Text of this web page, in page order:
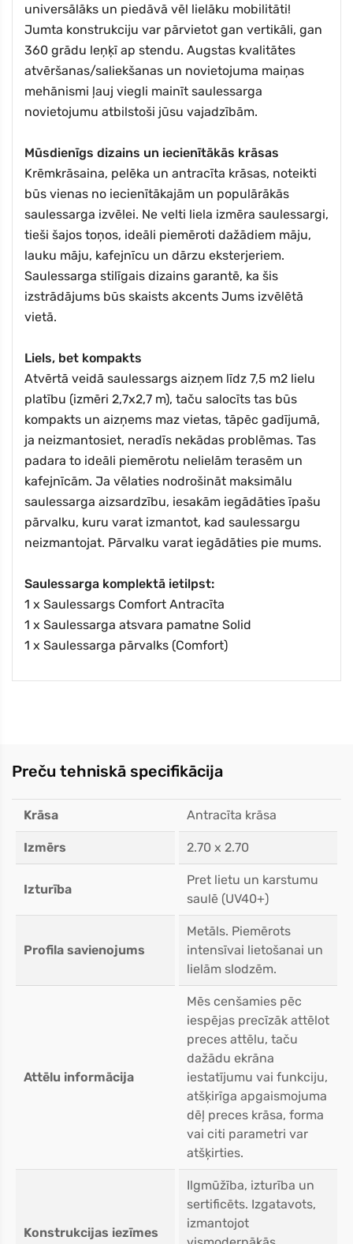
universālāks un piedāvā vēl lielāku mobilitāti!
Jumta konstrukciju var pārvietot gan vertikāli, gan
360 grādu leņķī ap stendu. Augstas kvalitātes
atvēršanas/saliekšanas un novietojuma maiņas
mehānismi ļauj viegli mainīt saulessarga
novietojumu atbilstoši jūsu vajadzībām.
Mūsdienīgs dizains un iecienītākās krāsas
Krēmkrāsaina, pelēka un antracīta krāsas, noteikti
būs vienas no iecienītākajām un populārākās
saulessarga izvēlei. Ne velti liela izmēra saulessargi,
tieši šajos toņos, ideāli piemēroti dažādiem māju,
lauku māju, kafejnīcu un dārzu eksterjeriem.
Saulessarga stilīgais dizains garantē, ka šis
izstrādājums būs skaists akcents Jums izvēlētā
vietā.
Liels, bet kompakts
Atvērtā veidā saulessargs aizņem līdz 7,5 m2 lielu
platību (izmēri 2,7x2,7 m), taču salocīts tas būs
kompakts un aizņems maz vietas, tāpēc gadījumā,
ja neizmantosiet, neradīs nekādas problēmas. Tas
padara to ideāli piemērotu nelielām terasēm un
kafejnīcām. Ja vēlaties nodrošināt maksimālu
saulessarga aizsardzību, iesakām iegādāties īpašu
pārvalku, kuru varat izmantot, kad saulessargu
neizmantojat. Pārvalku varat iegādāties pie mums.
Saulessarga komplektā ietilpst:
1 x Saulessargs Comfort Antracīta
1 x Saulessarga atsvara pamatne Solid
1 x Saulessarga pārvalks (Comfort)
Preču tehniskā specifikācija
Krāsa Antracīta krāsa
Izmērs 2.70 x 2.70
Izturība
Pret lietu un karstumu
saulē (UV40+)
Profila savienojums
Metāls. Piemērots
intensīvai lietošanai un
lielām slodzēm.
Attēlu informācija
Mēs cenšamies pēc
iespējas precīzāk attēlot
preces attēlu, taču
dažādu ekrāna
iestatījumu vai funkciju,
atšķirīga apgaismojuma
dēļ preces krāsa, forma
vai citi parametri var
atšķirties.
Konstrukcijas iezīmes
Ilgmūžība, izturība un
sertificēts. Izgatavots,
izmantojot